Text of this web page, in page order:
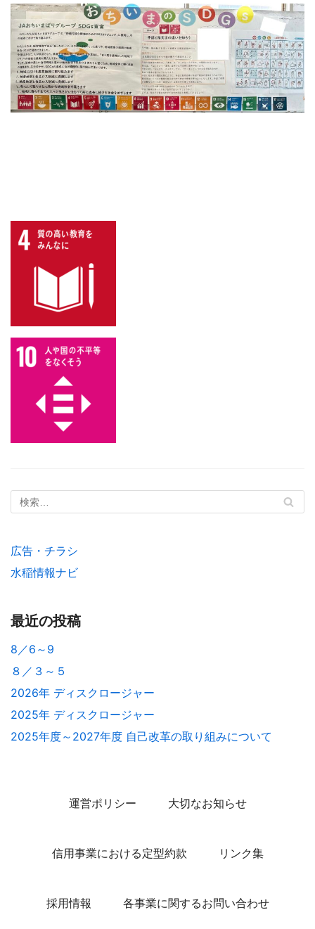
広告・チラシ
水稲情報ナビ
最近の投稿
8／6～9
８／３～５
2026年 ディスクロージャー
2025年 ディスクロージャー
2025年度～2027年度 自己改革の取り組みについて
運営ポリシー 大切なお知らせ
信用事業における定型約款 リンク集
採用情報 各事業に関するお問い合わせ